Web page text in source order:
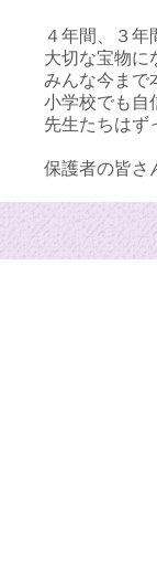
４年間、３
大切な宝物に
みんな今まで
小学校でも自
先生たちはず
保護者の皆さ